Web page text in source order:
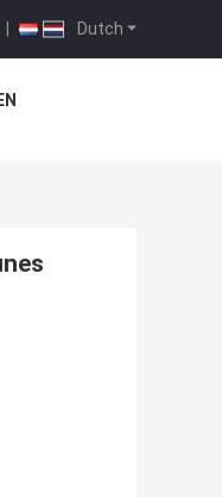
Dutch
|